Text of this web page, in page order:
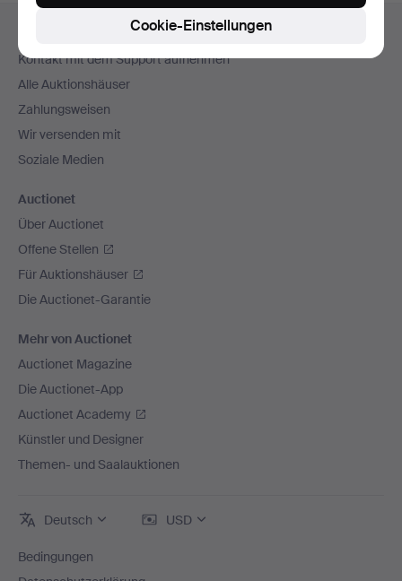
Fußzeilen-
Navigation
Kontakt mit dem Support aufnehmen
Alle Auktionshäuser
Zahlungsweisen
Wir versenden mit
Soziale Medien
Auctionet
Über Auctionet
Offene Stellen
Für Auktionshäuser
Die Auctionet-Garantie
Mehr von Auctionet
Auctionet Magazine
Die Auctionet-App
Auctionet Academy
Künstler und Designer
Themen- und Saalauktionen
Deutsch USD
Bedingungen
Cookie-Einstellungen